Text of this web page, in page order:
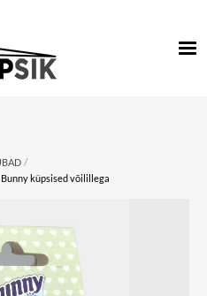
/
Bunny küpsised võilillega